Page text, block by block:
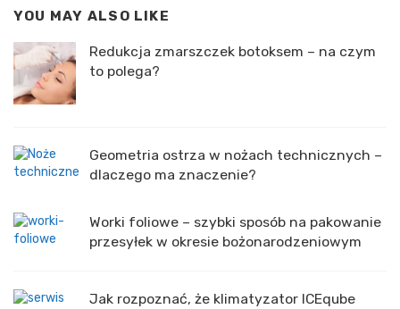
YOU MAY ALSO LIKE
Redukcja zmarszczek botoksem – na czym
to polega?
Geometria ostrza w nożach technicznych –
dlaczego ma znaczenie?
Worki foliowe – szybki sposób na pakowanie
przesyłek w okresie bożonarodzeniowym
Jak rozpoznać, że klimatyzator ICEqube